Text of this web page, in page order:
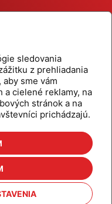
sledovania
z prehliadania
sme vám
a cielené reklamy, na
stránok a na
prichádzajú.
šikovné tipy